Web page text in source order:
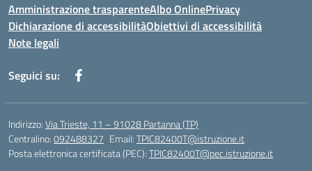
Amministrazione trasparenteAlbo OnlinePrivacy
Dichiarazione di accessibilitàObiettivi di accessibilità
Note legali
Seguici su:
Indirizzo:Via Trieste, 11 – 91028 Partanna (TP)
Centralino:092488327 Email:TPIC82400T@istruzione.it
Posta elettronica certificata (PEC):TPIC82400T@pec.istruzione.it